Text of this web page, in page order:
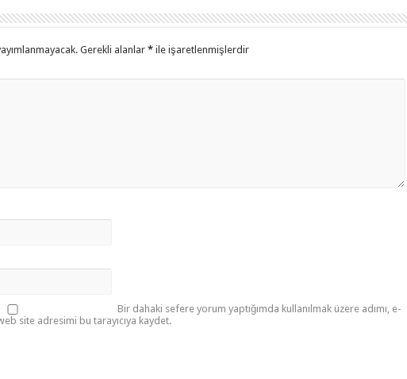
Gerekli alanlar * ile işaretlenmişlerdir
Bir dahaki sefere yorum yaptığımda kullanılmak üzere adımı, e-
site adresimi bu tarayıcıya kaydet.